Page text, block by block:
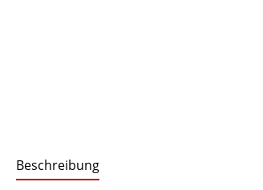
Beschreibung